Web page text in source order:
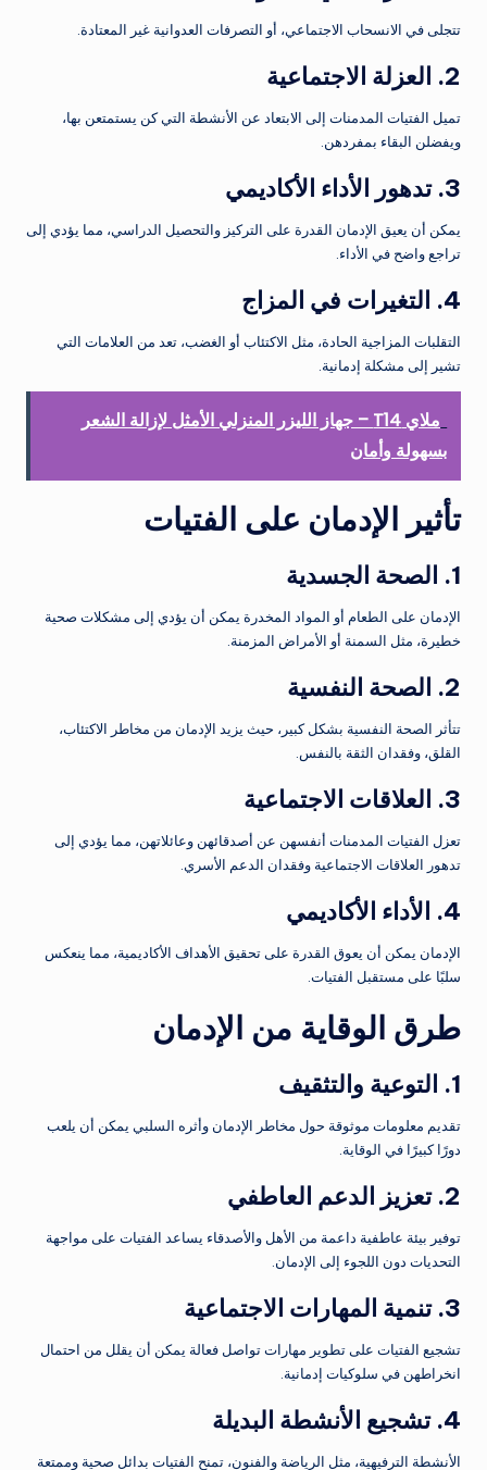
تتجلى في الانسحاب الاجتماعي، أو التصرفات العدوانية غير المعتادة.
2. العزلة الاجتماعية
تميل الفتيات المدمنات إلى الابتعاد عن الأنشطة التي كن يستمتعن بها،
ويفضلن البقاء بمفردهن.
3. تدهور الأداء الأكاديمي
يمكن أن يعيق الإدمان القدرة على التركيز والتحصيل الدراسي، مما يؤدي إلى
تراجع واضح في الأداء.
4. التغيرات في المزاج
التقلبات المزاجية الحادة، مثل الاكتئاب أو الغضب، تعد من العلامات التي
تشير إلى مشكلة إدمانية.
ملاي T14 – جهاز الليزر المنزلي الأمثل لإزالة الشعر
بسهولة وأمان
تأثير الإدمان على الفتيات
1. الصحة الجسدية
الإدمان على الطعام أو المواد المخدرة يمكن أن يؤدي إلى مشكلات صحية
خطيرة، مثل السمنة أو الأمراض المزمنة.
2. الصحة النفسية
تتأثر الصحة النفسية بشكل كبير، حيث يزيد الإدمان من مخاطر الاكتئاب،
القلق، وفقدان الثقة بالنفس.
3. العلاقات الاجتماعية
تعزل الفتيات المدمنات أنفسهن عن أصدقائهن وعائلاتهن، مما يؤدي إلى
تدهور العلاقات الاجتماعية وفقدان الدعم الأسري.
4. الأداء الأكاديمي
الإدمان يمكن أن يعوق القدرة على تحقيق الأهداف الأكاديمية، مما ينعكس
سلبًا على مستقبل الفتيات.
طرق الوقاية من الإدمان
1. التوعية والتثقيف
تقديم معلومات موثوقة حول مخاطر الإدمان وأثره السلبي يمكن أن يلعب
دورًا كبيرًا في الوقاية.
2. تعزيز الدعم العاطفي
توفير بيئة عاطفية داعمة من الأهل والأصدقاء يساعد الفتيات على مواجهة
التحديات دون اللجوء إلى الإدمان.
3. تنمية المهارات الاجتماعية
تشجيع الفتيات على تطوير مهارات تواصل فعالة يمكن أن يقلل من احتمال
انخراطهن في سلوكيات إدمانية.
4. تشجيع الأنشطة البديلة
الأنشطة الترفيهية، مثل الرياضة والفنون، تمنح الفتيات بدائل صحية وممتعة